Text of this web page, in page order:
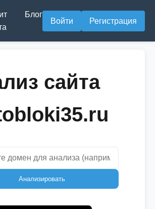
Блог
Войти Регистрация
сайта
Анализировать